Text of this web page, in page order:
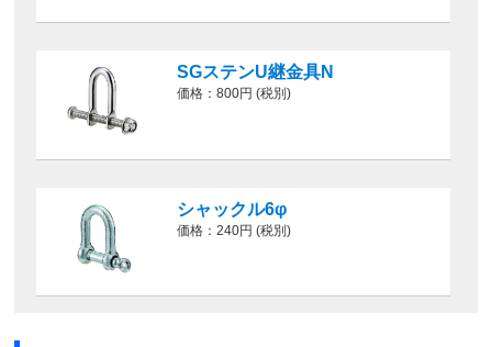
SGステンU継金具N
価格：800円 (税別)
シャックル6φ
価格：240円 (税別)